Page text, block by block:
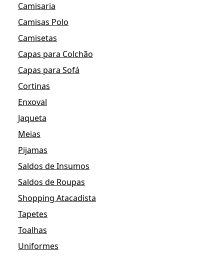
Camisaria
Camisas Polo
Camisetas
Capas para Colchão
Capas para Sofá
Cortinas
Enxoval
Jaqueta
Meias
Pijamas
Saldos de Insumos
Saldos de Roupas
Shopping Atacadista
Tapetes
Toalhas
Uniformes